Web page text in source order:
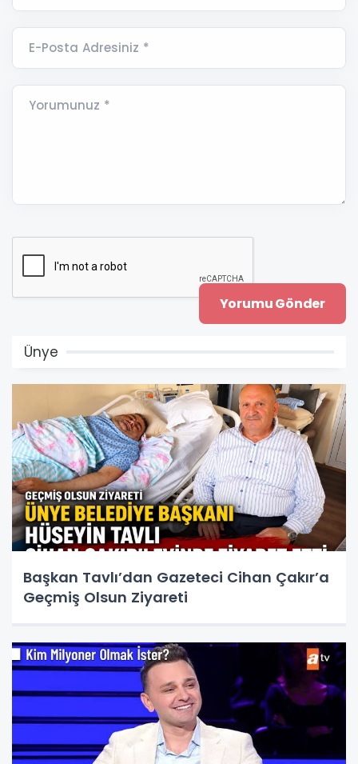
E-Posta Adresiniz *
Yorumunuz *
Ünye
Başkan Tavlı’dan Gazeteci Cihan Çakır’a
Geçmiş Olsun Ziyareti